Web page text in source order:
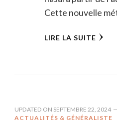
Cette nouvelle
LIRE LA SUITE
UPDATED ON SEPTEMBRE 22, 2024
ACTUALITÉS & GÉNÉRALISTE